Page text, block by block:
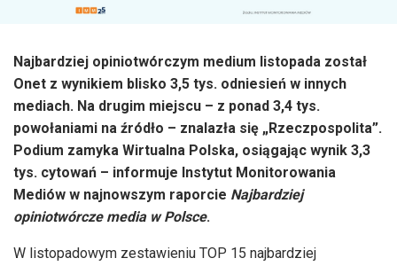
Najbardziej opiniotwórczym medium listopada został
Onet z wynikiem blisko 3,5 tys. odniesień w innych
mediach. Na drugim miejscu – z ponad 3,4 tys.
powołaniami na źródło – znalazła się „Rzeczpospolita”.
Podium zamyka Wirtualna Polska, osiągając wynik 3,3
tys. cytowań – informuje Instytut Monitorowania
Mediów w najnowszym raporcie Najbardziej
opiniotwórcze media w Polsce.
W listopadowym zestawieniu TOP 15 najbardziej